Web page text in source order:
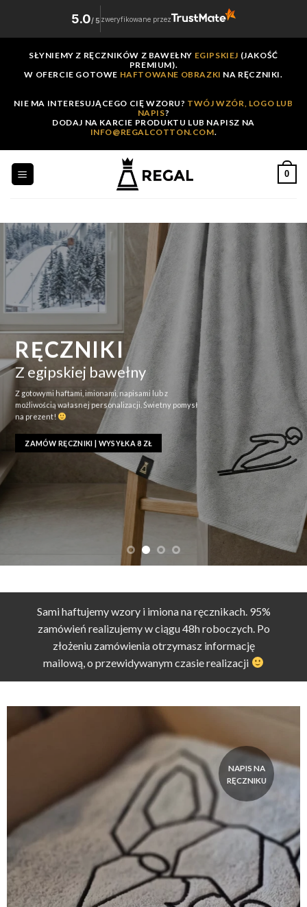
content
SŁYNIEMY Z RĘCZNIKÓW Z BAWEŁNY EGIPSKIEJ (JAKOŚĆ
PREMIUM).
W OFERCIE GOTOWE HAFTOWANE OBRAZKI NA RĘCZNIKI.
NIE MA INTERESUJĄCEGO CIĘ WZORU? TWÓJ WZÓR, LOGO LUB
NAPIS?
DODAJ NA KARCIE PRODUKTU LUB NAPISZ NA
INFO@REGALCOTTON.COM.
0
RĘCZNIKI
Z egipskiej bawełny
Z gotowymi haftami, imionami, napisami lub z
możliwością wałasnej personalizacji. Świetny pomysł
na prezent!
ZAMÓW RĘCZNIKI | WYSYŁKA 8 ZŁ
5.0/ 5 zweryfikowane przez
Sami haftujemy wzory i imiona na ręcznikach. 95%
zamówień realizujemy w ciągu 48h roboczych. Po
złożeniu zamówienia otrzymasz informację
mailową, o przewidywanym czasie realizacji
NAPIS NA
RĘCZNIKU